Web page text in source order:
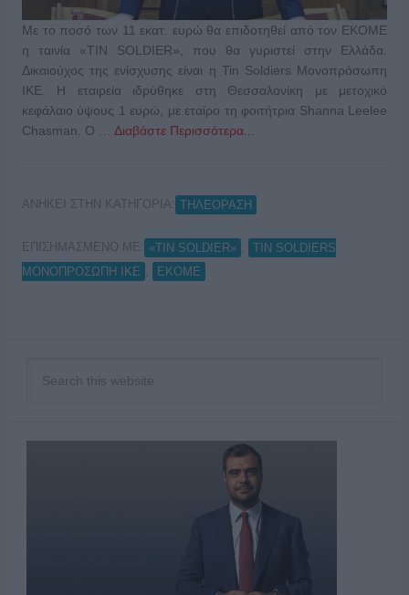
Με το ποσό των 11 εκατ. ευρώ θα επιδοτηθεί από τον ΕΚΟΜΕ
η ταινία «TIN SOLDIER», που θα γυριστεί στην Ελλάδα.
Δικαιούχος της ενίσχυσης είναι η Tin Soldiers Μονοπρόσωπη
ΙΚΕ. Η εταιρεία ιδρύθηκε στη Θεσσαλονίκη με μετοχικό
κεφάλαιο ύψους 1 ευρώ, με εταίρο τη φοιτήτρια Shanna Leelee
Chasman. Ο … Διαβάστε Περισσότερα...
ΑΝΗΚΕΙ ΣΤΗΝ ΚΑΤΗΓΟΡΙΑ: ΤΗΛΕΟΡΑΣΗ
ΕΠΙΣΗΜΑΣΜΕΝΟ ΜΕ: «TIN SOLDIER»
TIN SOLDIERS
ΜΟΝΟΠΡΟΣΩΠΗ ΙΚΕ
ΕΚΟΜΕ